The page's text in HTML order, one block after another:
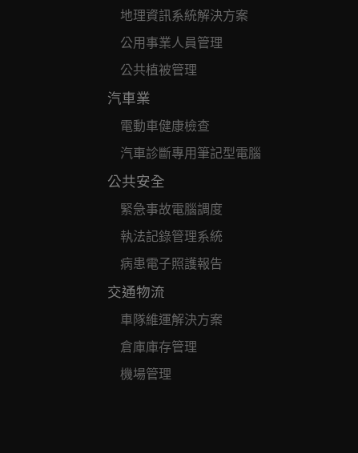
地理資訊系統解決方案
公用事業人員管理
公共植被管理
汽車業
電動車健康檢查
汽車診斷專用筆記型電腦
公共安全
緊急事故電腦調度
執法記錄管理系統
病患電子照護報告
交通物流
車隊維運解決方案
倉庫庫存管理
機場管理